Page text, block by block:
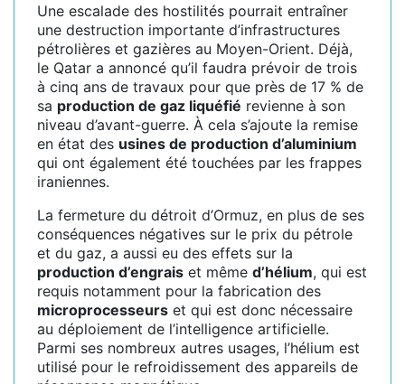
Une escalade des hostilités pourrait entraîner
une destruction importante d’infrastructures
pétrolières et gazières au Moyen-Orient. Déjà,
le Qatar a annoncé qu’il faudra prévoir de trois
à cinq ans de travaux pour que près de 17 % de
sa production de gaz liquéfié revienne à son
niveau d’avant-guerre. À cela s’ajoute la remise
en état des usines de production d’aluminium
qui ont également été touchées par les frappes
iraniennes.
La fermeture du détroit d’Ormuz, en plus de ses
conséquences négatives sur le prix du pétrole
et du gaz, a aussi eu des effets sur la
production d’engrais et même d’hélium, qui est
requis notamment pour la fabrication des
microprocesseurs et qui est donc nécessaire
au déploiement de l’intelligence artificielle.
Parmi ses nombreux autres usages, l’hélium est
utilisé pour le refroidissement des appareils de